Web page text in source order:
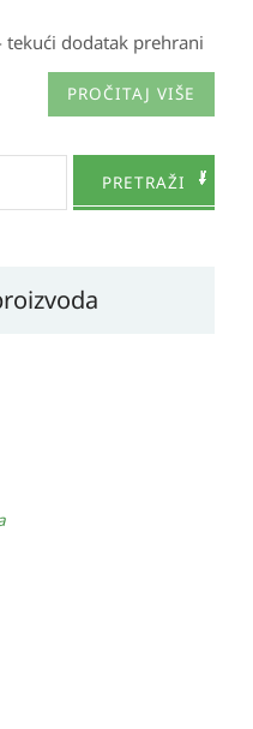
tekući dodatak prehrani
PROČITAJ VIŠE
PRETRAŽI